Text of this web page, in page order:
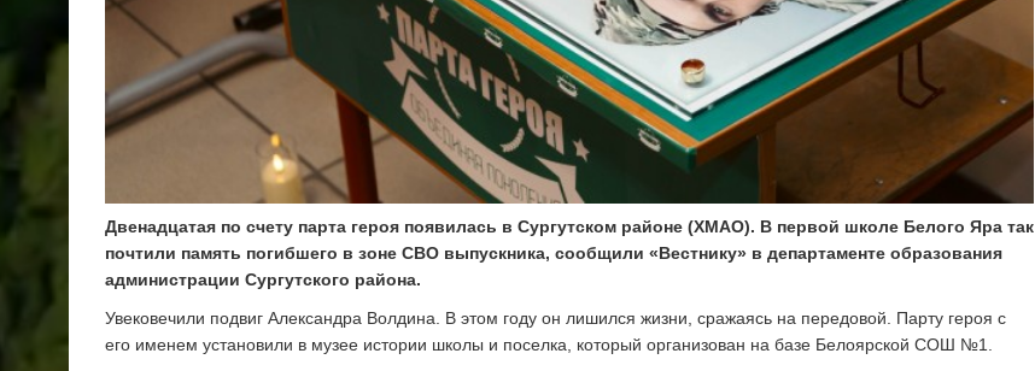
Двенадцатая по счету парта героя появилась в Сургутском районе (ХМАО). В первой школе Белого Яра так
почтили память погибшего в зоне СВО выпускника, сообщили «Вестнику» в департаменте образования
администрации Сургутского района.
Увековечили подвиг Александра Волдина. В этом году он лишился жизни, сражаясь на передовой. Парту героя с
его именем установили в музее истории школы и поселка, который организован на базе Белоярской СОШ №1.